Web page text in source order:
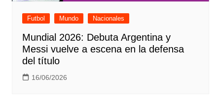
Futbol Mundo Nacionales
Mundial 2026: Debuta Argentina y
Messi vuelve a escena en la defensa
del título
16/06/2026